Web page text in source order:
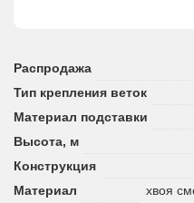
Распродажа
Тип крепления веток
Материал подставки
Высота, м
Конструкция
Материал
хвоя